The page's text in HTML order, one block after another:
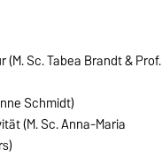
Sc. Tabea Brandt & Prof.
Schmidt)
(M. Sc. Anna-Maria